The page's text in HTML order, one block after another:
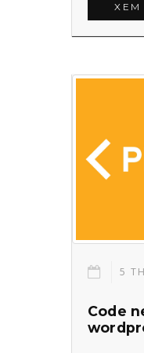
XEM
5
Code